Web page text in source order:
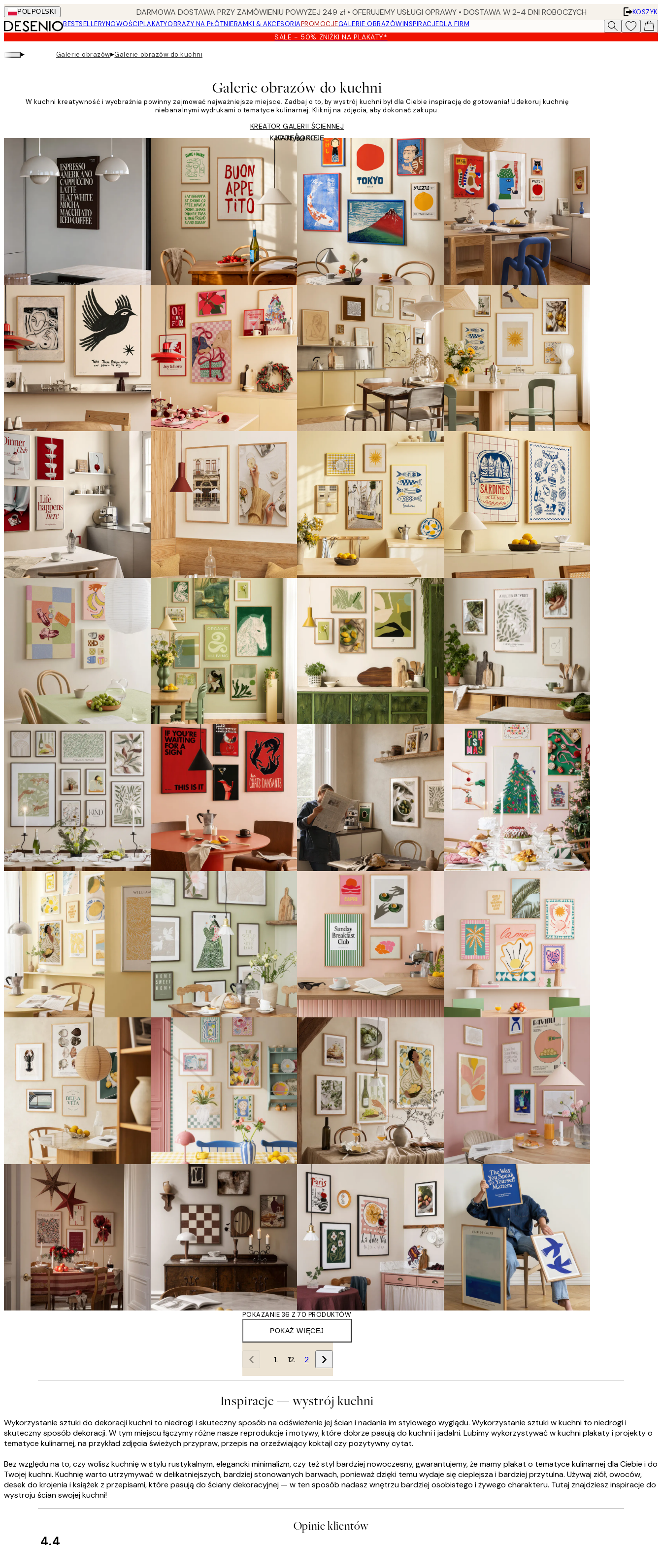
Skip
to
main
content.
POL POLSKI DARMOWA DOSTAWA PRZY ZAMÓWIENIU POWYŻEJ 249 zł • OFERUJEMY USŁUGI OPRAWY • DOSTAWA W 2-4 DNI ROBOCZYCH
KOSZYK
BESTSELLERYNOWOŚCIPLAKATYOBRAZY NA PŁÓTNIERAMKI & AKCESORIAPROMOCJEGALERIE OBRAZÓWINSPIRACJEDLA FIRM
SALE - 50% ZNIŻKI NA PLAKATY*
▸ Galerie obrazów▸Galerie obrazów do kuchni
Galerie obrazów do kuchni
W kuchni kreatywność i wyobraźnia powinny zajmować najważniejsze miejsce. Zadbaj o to, by wystrój kuchni był dla Ciebie inspiracją do gotowania! Udekoruj kuchnię
niebanalnymi wydrukami o tematyce kulinarnej. Kliknij na zdjęcia, aby dokonać zakupu.
KREATOR GALERII ŚCIENNEJ
KATEGORIE
Tytuł
KUPUJ POKOJE
POKAŻ WIĘCEJ
POKAZANIE 36 Z 70 PRODUKTÓW
1 2
Inspiracje — wystrój kuchni
Wykorzystanie sztuki do dekoracji kuchni to niedrogi i skuteczny sposób na odświeżenie jej ścian i nadania im stylowego wyglądu. Wykorzystanie sztuki w kuchni to niedrogi i
skuteczny sposób dekoracji. W tym miejscu łączymy różne nasze reprodukcje i motywy, które dobrze pasują do kuchni i jadalni. Lubimy wykorzystywać w kuchni plakaty i projekty o
tematyce kulinarnej, na przykład zdjęcia świeżych przypraw, przepis na orzeźwiający koktajl czy pozytywny cytat.
Bez względu na to, czy wolisz kuchnię w stylu rustykalnym, elegancki minimalizm, czy też styl bardziej nowoczesny, gwarantujemy, że mamy plakat o tematyce kulinarnej dla Ciebie i do
Twojej kuchni. Kuchnię warto utrzymywać w delikatniejszych, bardziej stonowanych barwach, ponieważ dzięki temu wydaje się cieplejsza i bardziej przytulna. Używaj ziół, owoców,
desek do krojenia i książek z przepisami, które pasują do ściany dekoracyjnej — w ten sposób nadasz wnętrzu bardziej osobistego i żywego charakteru. Tutaj znajdziesz inspiracje do
wystroju ścian swojej kuchni!
Opinie klientów
4.4